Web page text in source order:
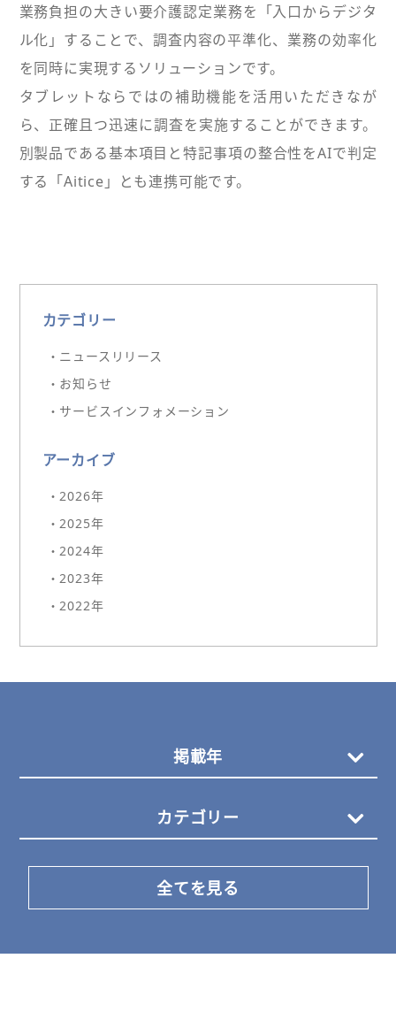
業務負担の大きい要介護認定業務を「入口からデジタ
ル化」することで、調査内容の平準化、業務の効率化
を同時に実現するソリューションです。
タブレットならではの補助機能を活用いただきなが
ら、正確且つ迅速に調査を実施することができます。
別製品である基本項目と特記事項の整合性をAIで判定
する「Aitice」とも連携可能です。
カテゴリー
・ニュースリリース
・お知らせ
・サービスインフォメーション
アーカイブ
・2026年
・2025年
・2024年
・2023年
・2022年
掲載年
カテゴリー
全てを見る